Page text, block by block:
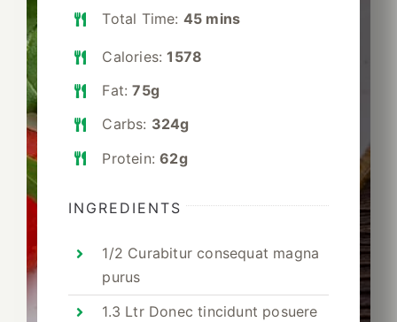
Total Time: 45 mins
Calories:1578
Fat:75g
Carbs: 324g
Protein:62g
INGREDIENTS
1/2 Curabitur consequat magna
purus
1.3 Ltr Donec tincidunt posuere